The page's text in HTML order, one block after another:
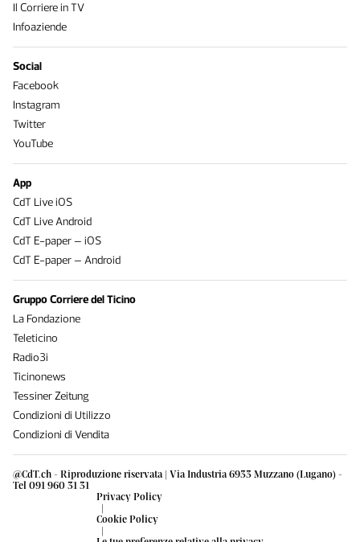
@CdT.ch - Riproduzione riservata | Via Industria 6933 Muzzano (Lugano) -
Tel 091 960 31 31
Privacy Policy
|
Cookie Policy
|
Il Corriere in TV
Infoaziende
Social
Facebook
Instagram
Twitter
YouTube
App
CdT Live iOS
CdT Live Android
CdT E-paper – iOS
CdT E-paper – Android
Gruppo Corriere del Ticino
La Fondazione
Teleticino
Radio3i
Ticinonews
Tessiner Zeitung
Condizioni di Utilizzo
Condizioni di Vendita